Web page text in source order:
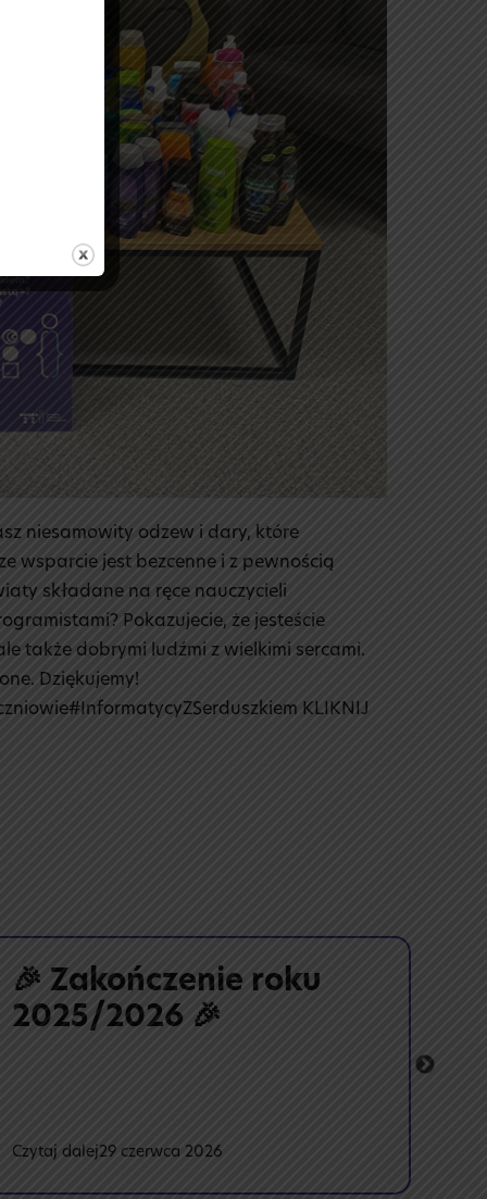
niesamowity odzew i dary, które
wsparcie jest bezcenne i z pewnością
składane na ręce nauczycieli
Pokazujecie, że jesteście
także dobrymi ludźmi z wielkimi sercami.
Dziękujemy!
KLIKNIJ
🎉 Zakończenie roku
2025/2026 🎉
Czytaj dalej:29 czerwca 2026